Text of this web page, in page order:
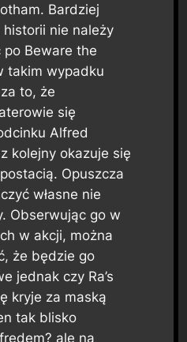
Bardziej
nie należy
po Beware the
takim wypadku
to, że
się
Alfred
kolejny okazuje się
Opuszcza
własne nie
Obserwując go w
w akcji, można
że będzie go
jednak czy Ra’s
kryje za maską
tak blisko
ale na